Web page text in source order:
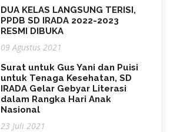
DUA KELAS LANGSUNG TERISI,
PPDB SD IRADA 2022-2023
RESMI DIBUKA
09 Agustus 2021
Surat untuk Gus Yani dan Puisi
untuk Tenaga Kesehatan, SD
IRADA Gelar Gebyar Literasi
dalam Rangka Hari Anak
Nasional
23 Juli 2021